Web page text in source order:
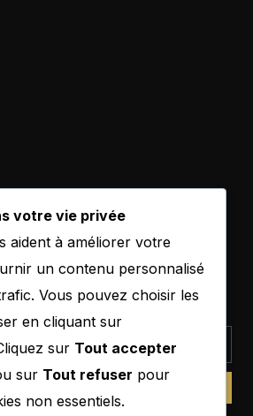
votre vie privée
aident à améliorer votre
un contenu personnalisé
Vous pouvez choisir les
en cliquant sur
sur Tout accepter
sur Tout refuser pour
non essentiels.